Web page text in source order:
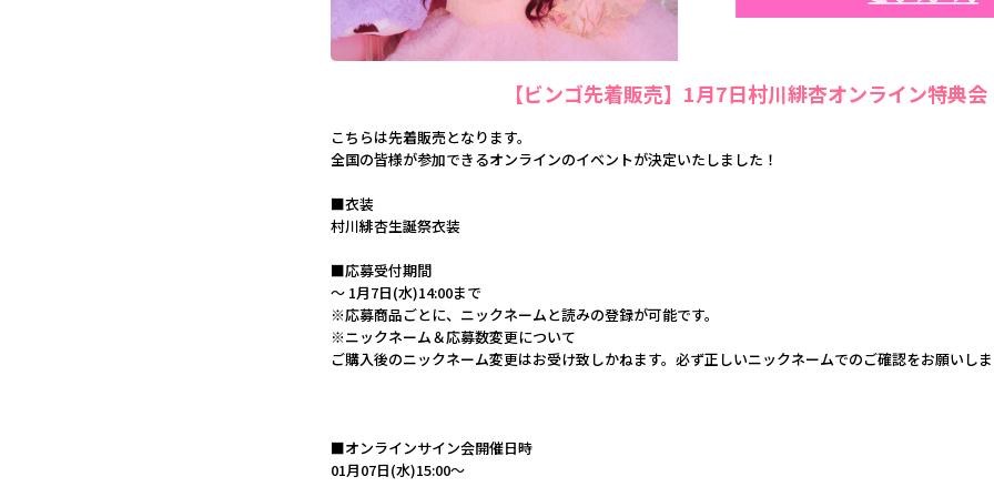
【ビンゴ先着販売】1月7日村川緋杏オンライン特典会
こちらは先着販売となります。
全国の皆様が参加できるオンラインのイベントが決定いたしました！
■衣装
村川緋杏生誕祭衣装
■応募受付期間
～ 1月7日(水)14:00まで
※応募商品ごとに、ニックネームと読みの登録が可能です。
※ニックネーム＆応募数変更について
ご購入後のニックネーム変更はお受け致しかねます。必ず正しいニックネームでのご確認をお願いし
■オンラインサイン会開催日時
01月07日(水)15:00〜